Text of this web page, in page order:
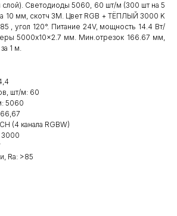
слой). Светодиоды 5060, 60 шт/м (300 шт на 5
10 мм, скотч 3M. Цвет RGB + ТЁПЛЫЙ 3000 K
, угол 120°. Питание 24V, мощность 14.4 Вт/
5000x10x2.7 мм. Мин.отрезок 166.67 мм,
1 м.
шт/м: 60
5060
(4 канала RGBW)
3000
Ra: >85